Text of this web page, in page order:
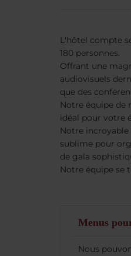
L'hôtel compte
180 personnes.
Offrant une
audiovisuels
que des
Notre équipe de
idéal pour votre
Notre
sublime pour
de gala
Notre équipe se
Menus
Nous